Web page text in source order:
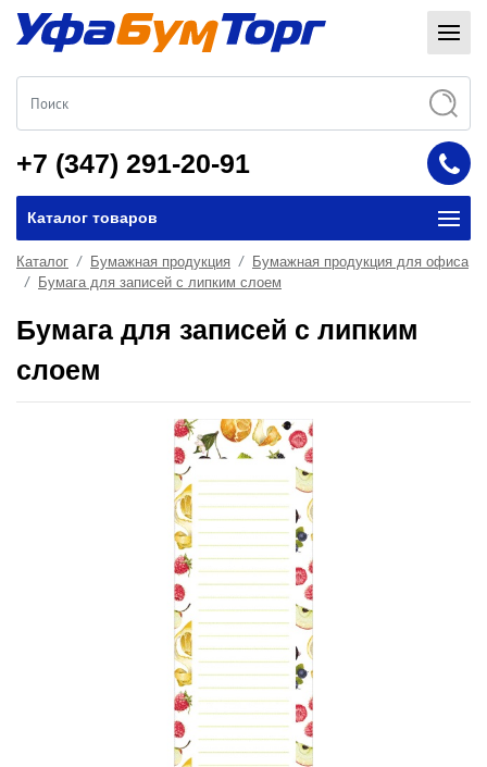
+7 (347) 291-20-91
Каталог товаров
Каталог Бумажная продукция
Бумажная продукция для офиса
Бумага для записей с липким слоем
Бумага для записей с липким
слоем